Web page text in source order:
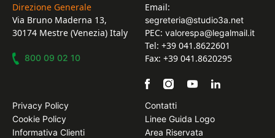
Direzione Generale
Via Bruno Maderna 13,
30174 Mestre (Venezia) Italy
800 09 02 10
Email:
segreteria@studio3a.net
PEC: valorespa@legalmail.it
Tel: +39 041.8622601
Fax: +39 041.8620295
Privacy Policy
Cookie Policy
Informativa Clienti
Contatti
Linee Guida Logo
Area Riservata